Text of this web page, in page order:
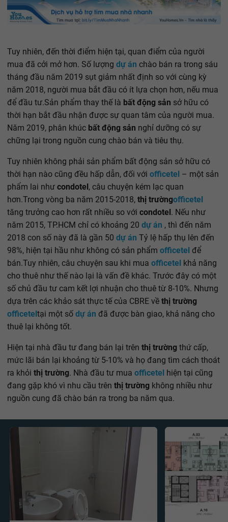
Tuy nhiên, đến thời điểm hiện tại, quan điểm của người
mua đã cởi mở hơn. Số lượng dự án chào bán ra trong sáu
tháng đầu năm 2019 sụt giảm nhất định so với cùng kỳ
năm 2018, người mua bắt đầu có ít lựa chọn hơn, nếu mua
để đầu tư.Sản phẩm thay thế là bất động sản sở hữu có
thời hạn bắt đầu nhận được sự quan tâm của người mua.
Năm 2019, phân khúc bất động sản nghỉ dưỡng có sự
chững lại trong nguồn cung chào bán và tiêu thụ.
Tuy nhiên không phải sản phẩm bất động sản sở hữu có
thời hạn nào cũng đều hấp dẫn, đối với officetel – một sản
phẩm lai như condotel, câu chuyện kém lạc quan
hơn.Trong vòng ba năm 2015-2018, thị trườngofficetel
tăng trưởng cao hơn rất nhiều so với condotel. Nếu như
năm 2015, TP.HCM chỉ có khoảng 20 dự án , thì đến năm
2018 con số này đã là gần 50 dự án Tỷ lệ hấp thụ lên đến
98%, hiện tại hầu như không có sản phẩm officetel để
bán.Tuy nhiên, câu chuyện sau khi mua officetel khả năng
cho thuê như thế nào lại là vấn đề khác. Trước đây có một
số chủ đầu tư cam kết lợi nhuận cho thuê từ 8-10%. Nhưng
dựa trên các khảo sát thực tế của CBRE về thị trường
officeteltại một số dự án đã được bàn giao, khả năng cho
thuê lại không tốt.
Hiện tại nhà đầu tư đang bán lại trên thị trường thứ cấp,
mức lãi bán lại khoảng từ 5-10% và họ đang tìm cách thoát
ra khỏi thị trường. Nhà đầu tư mua officetel hiện tại cũng
đang gặp khó vì nhu cầu trên thị trường không nhiều như
nguồn cung đã chào bán ra trong ba năm qua.